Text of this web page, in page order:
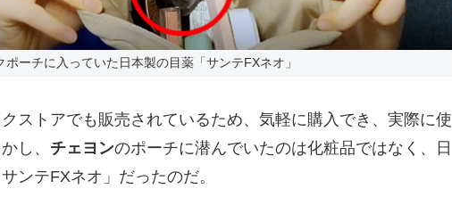
ポーチに入っていた日本製の目薬「サンテFXネオ」
ストアでも販売されているため、気軽に購入でき、実際に使
し、 チェヨンのポーチに潜んでいたのは化粧品ではなく、日
ンテFXネオ」だったのだ。